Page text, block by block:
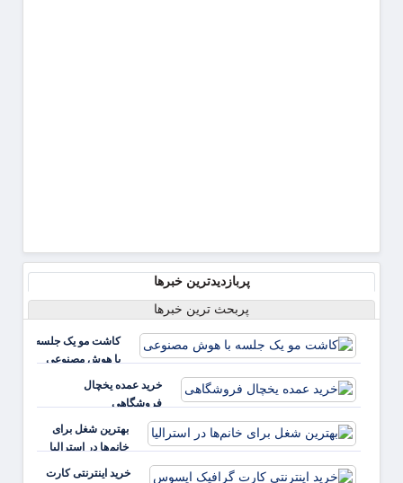
پربازدیدترین خبرها
پربحث ترین خبرها
کاشت مو یک جلسه
با هوش مصنوعی
خرید عمده یخچال
فروشگاهی
بهترین شغل برای
خانم‌ها در استرالیا
خرید اینترنتی کارت